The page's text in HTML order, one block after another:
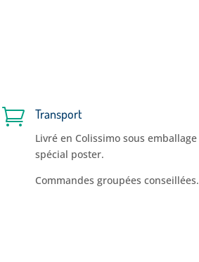
 Transport
Livré en Colissimo sous emballage
spécial poster.
Commandes groupées conseillées.